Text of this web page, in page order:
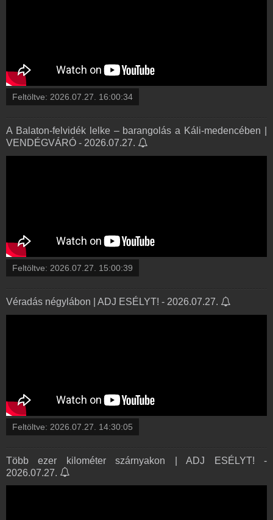
Feltöltve: 2026.07.27. 16:00:34
A Balaton-felvidék lelke – barangolás a Káli-medencében |
VENDÉGVÁRÓ - 2026.07.27.
Feltöltve: 2026.07.27. 15:00:39
Véradás négylábon | ADJ ESÉLYT! - 2026.07.27.
Feltöltve: 2026.07.27. 14:30:05
Több ezer kilométer szárnyakon | ADJ ESÉLYT! -
2026.07.27.